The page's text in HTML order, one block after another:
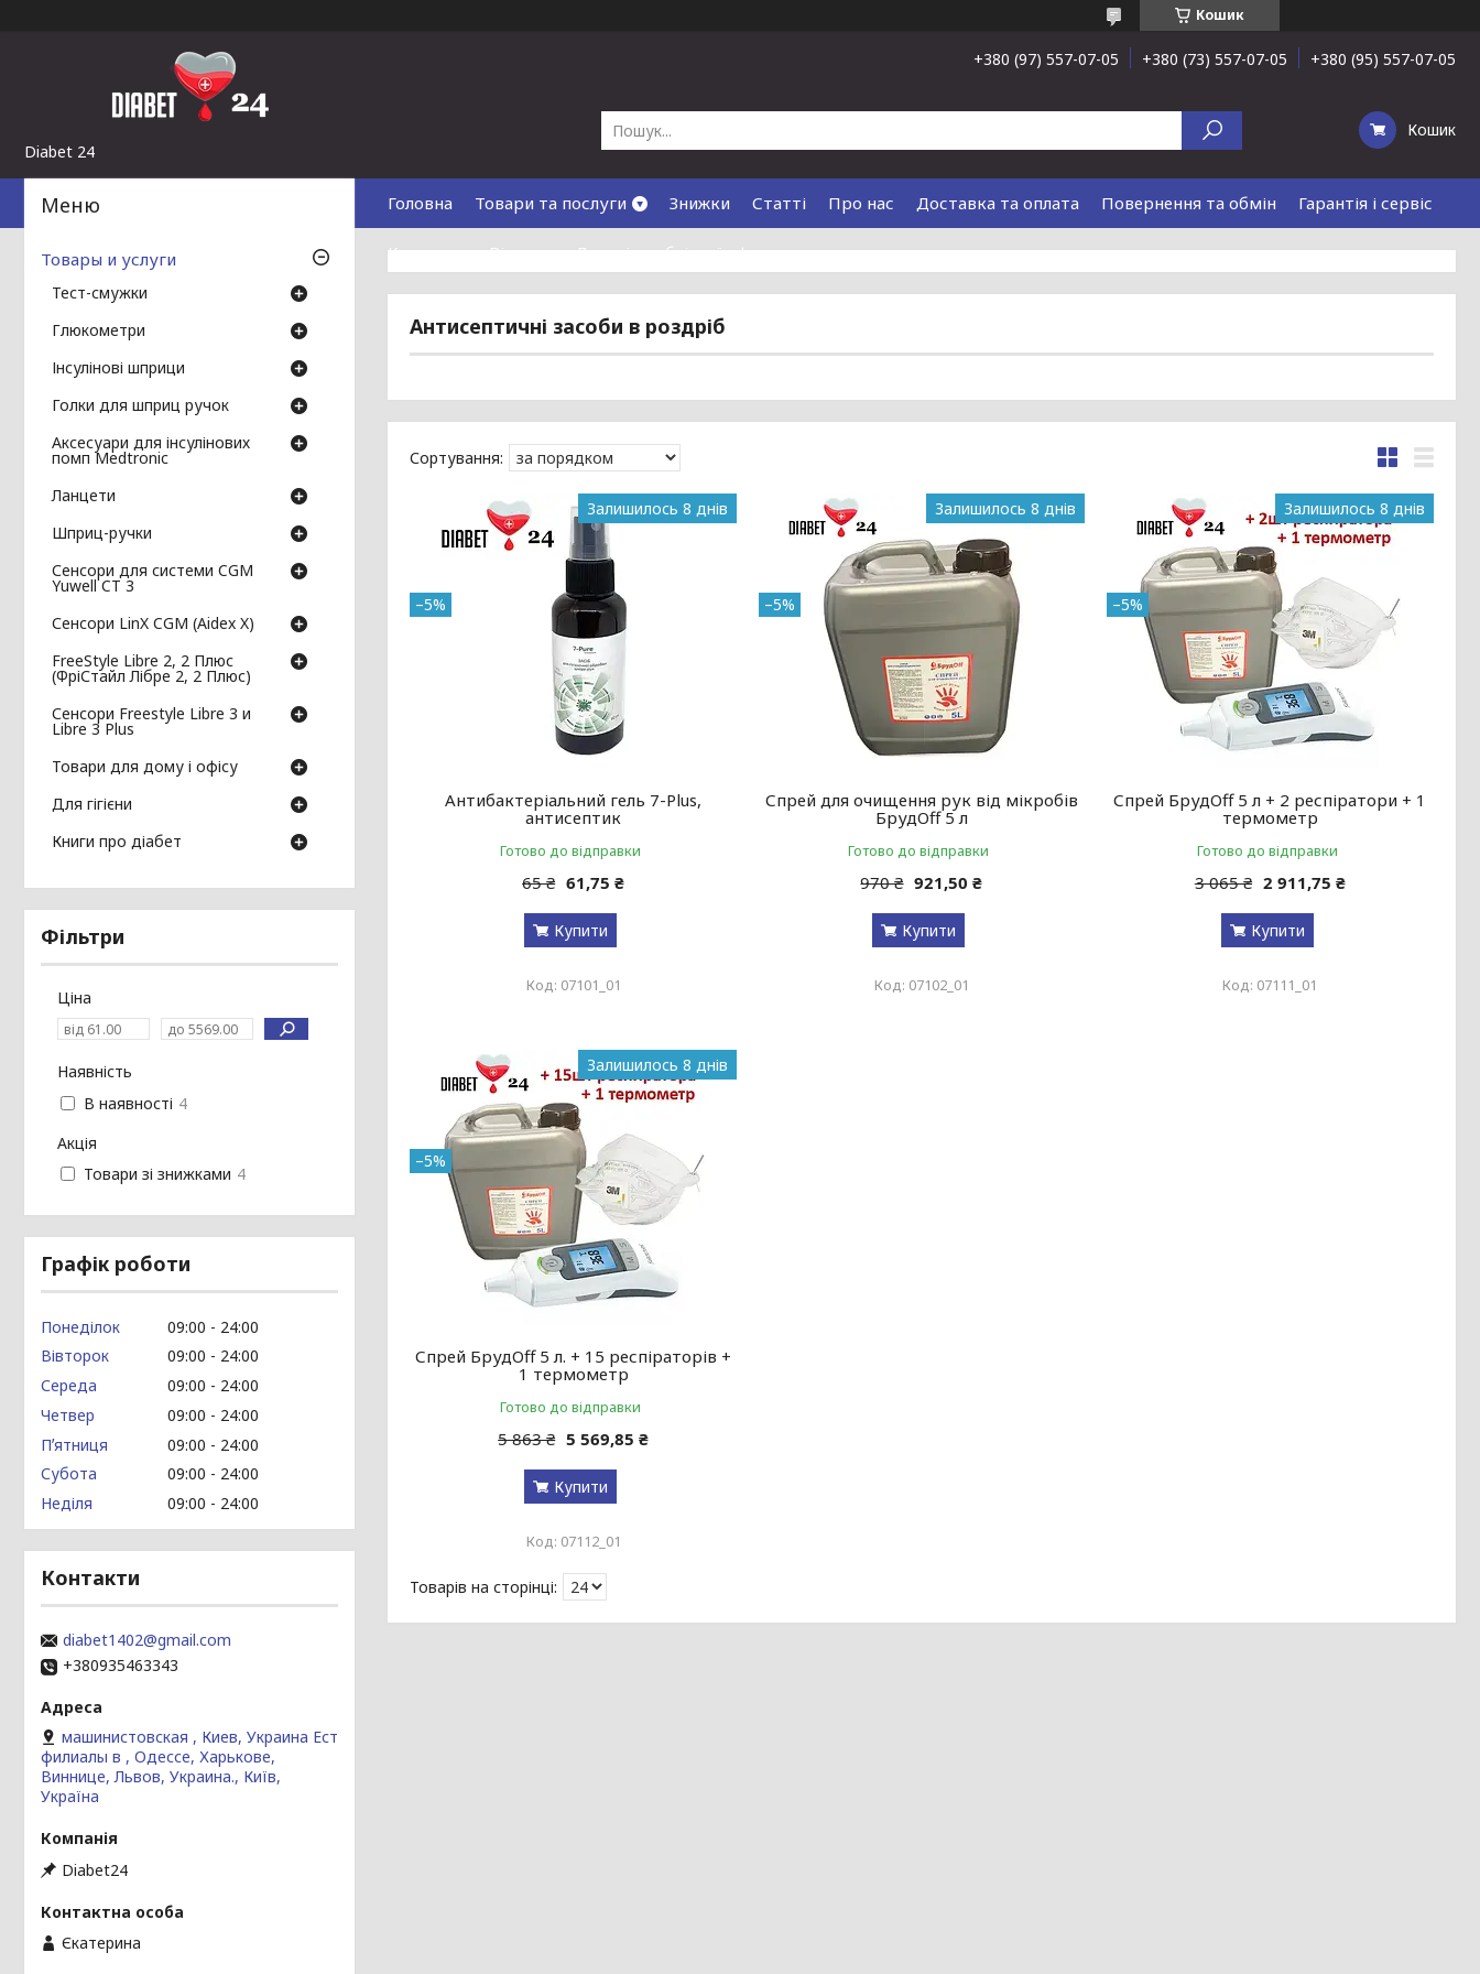
Кошик
Diabet 24
+380 (97) 557-07-05 +380 (73) 557-07-05 +380 (95) 557-07-05
Кошик
Головна Товари та послуги Знижки Статті Про нас Доставка та оплата Повернення та обмін Гарантія і сервіс
Контакти Відгуки Договір публічної оферти
Антисептичні засоби в роздріб
–5%
Залишилось 8 днів
Антибактеріальний гель 7-Plus,
антисептик
Готово до відправки
65 ₴ 61,75 ₴
Купити
07101_01
–5%
Залишилось 8 днів
Спрей для очищення рук від мікробів
БрудOff 5 л
Готово до відправки
970 ₴ 921,50 ₴
Купити
07102_01
–5%
Залишилось 8 днів
Спрей БрудOff 5 л + 2 респіратори + 1
термометр
Готово до відправки
3 065 ₴ 2 911,75 ₴
Купити
07111_01
–5%
Залишилось 8 днів
Спрей БрудOff 5 л. + 15 респіраторів +
1 термометр
Готово до відправки
5 863 ₴ 5 569,85 ₴
Купити
07112_01
Товары и услуги
Тест-смужки
Глюкометри
Інсулінові шприци
Голки для шприц ручок
Аксесуари для інсулінових
помп Medtronic
Ланцети
Шприц-ручки
Сенсори для системи CGM
Yuwell CT 3
Сенсори LinX CGM (Aidex X)
FreeStyle Libre 2, 2 Плюс
(ФріСтайл Лібре 2, 2 Плюс)
Сенсори Freestyle Libre 3 и
Libre 3 Plus
Товари для дому і офісу
Для гігієни
Книги про діабет
Фільтри
Ціна
Наявність
В наявності 4
Акція
Товари зі знижками 4
Графік роботи
Понеділок 09:00
24:00
Вівторок
09:00
24:00
Середа
09:00
24:00
Четвер
09:00
24:00
Пʼятниця
09:00
24:00
Субота
09:00
24:00
Неділя
09:00 24:00
Контакти
diabet1402@gmail.com
+380935463343
машинистовская , Киев, Украина Ест
филиалы в , Одессе, Харькове,
Виннице, Львов, Украина., Київ,
Україна
Diabet24
Єкатерина